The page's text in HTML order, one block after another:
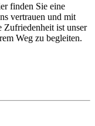
finden Sie eine
vertrauen und mit
Zufriedenheit ist unser
Weg zu begleiten.